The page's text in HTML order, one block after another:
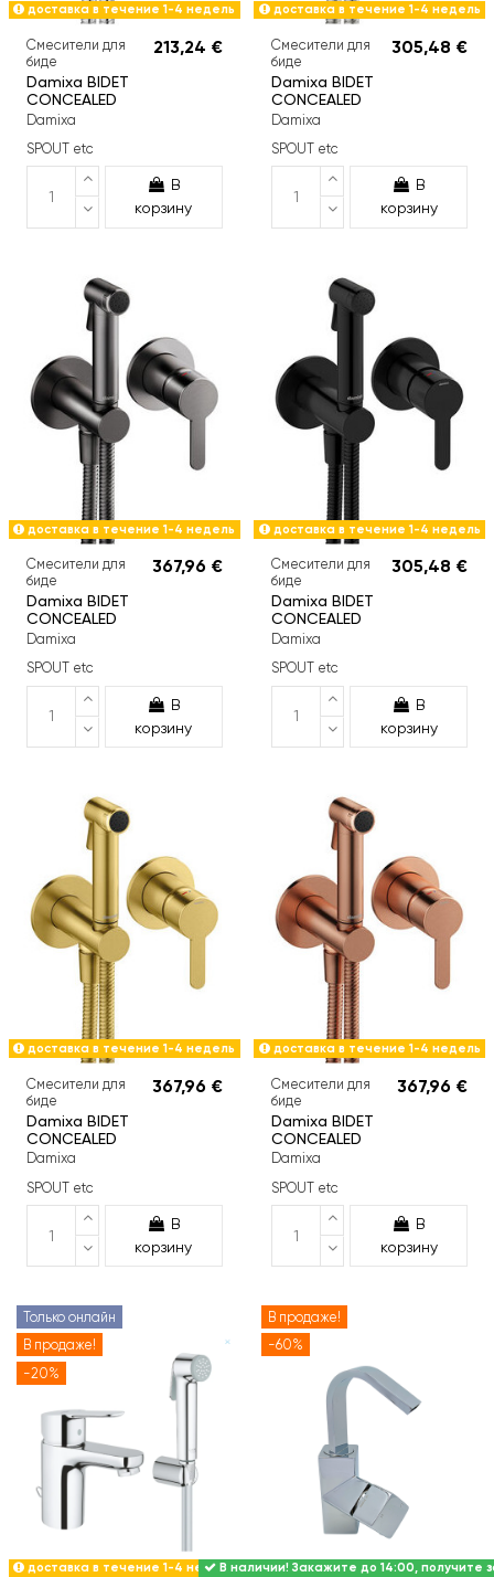
доставка в течение 1-4 недель
Смесители для
биде
Damixa BIDET
CONCEALED
Damixa
213,24 €
SPOUT etc
В
корзину
доставка в течение 1-4 недель
Смесители для
биде
Damixa BIDET
CONCEALED
Damixa
305,48 €
SPOUT etc
В
корзину
доставка в течение 1-4 недель
Смесители для
биде
Damixa BIDET
CONCEALED
Damixa
367,96 €
SPOUT etc
В
корзину
доставка в течение 1-4 недель
Смесители для
биде
Damixa BIDET
CONCEALED
Damixa
305,48 €
SPOUT etc
В
корзину
доставка в течение 1-4 недель
Смесители для
биде
Damixa BIDET
CONCEALED
Damixa
367,96 €
SPOUT etc
В
корзину
доставка в течение 1-4 недель
Смесители для
биде
Damixa BIDET
CONCEALED
Damixa
367,96 €
SPOUT etc
В
корзину
Только онлайн
В продаже!
-20%
доставка в течение 1-4 недель
В продаже!
-60%
В наличии! Закажите до 14:00, получите